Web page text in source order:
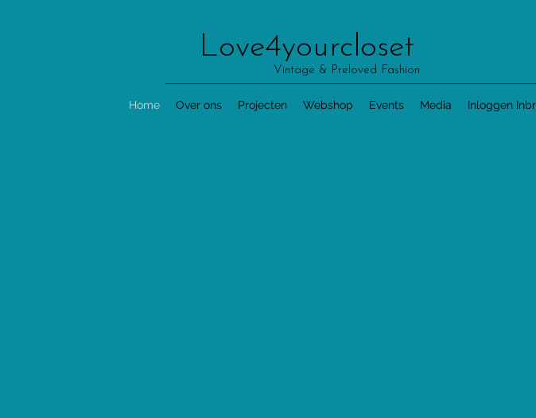
Love4yourcloset
Vintage & Preloved Fashion
Home Over ons Projecten Webshop Events Media Inloggen